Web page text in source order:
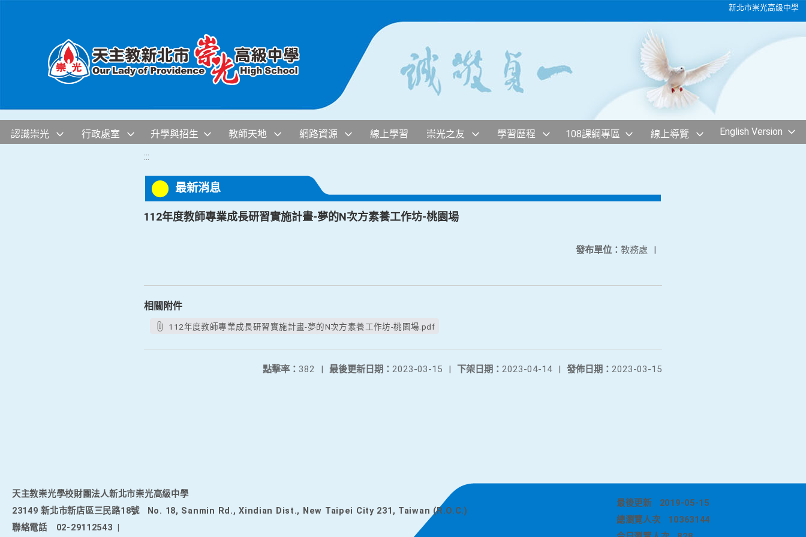
新北市崇光高級中學
認識崇光 行政處室 升學與招生 教師天地 網路資源 線上學習 崇光之友 學習歷程 108課綱專區 線上導覽 English Version
:::
最新消息
112年度教師專業成長研習實施計畫-夢的N次方素養工作坊-桃園場
發布單位： 教務處 |
相關附件
112年度教師專業成長研習實施計畫-夢的N次方素養工作坊-桃園場.pdf
發佈日期： 2023-03-15
下架日期： 2023-04-14 |
最後更新日期： 2023-03-15 |
點擊率： 382 |
天主教崇光學校財團法人新北市崇光高級中學
23149 新北市新店區三民路18號
No. 18, Sanmin Rd., Xindian Dist., New Taipei City 231, Taiwan (R.O.C.)
聯絡電話
02-29112543
最後更新
2019-05-15
總瀏覽人次
10363144